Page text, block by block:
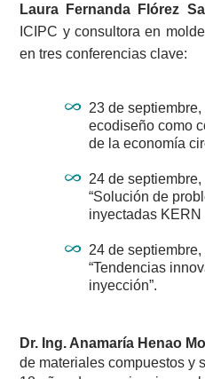
Laura Fernanda Flórez
ICIPC y consultora en
en tres conferencias clave:
23 de septiembre,
ecodiseño como
de la economía
24 de septiembre,
“Solución de
inyectadas KERN
24 de
“Tendencias
inyección”.
Dr. Ing. Anamaría Henao
de materiales compuestos y